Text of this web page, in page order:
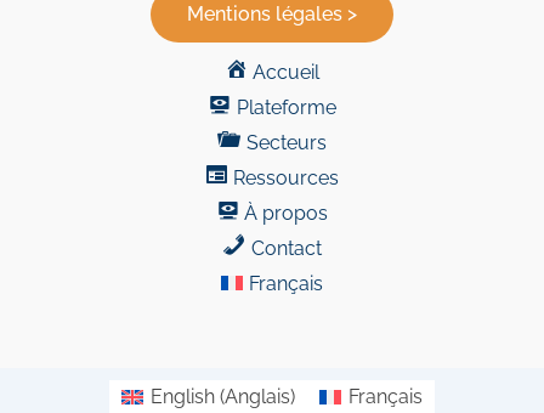
Mentions légales >
Accueil
Plateforme
Secteurs
Ressources
À propos
Contact
Français
English (Anglais) Français